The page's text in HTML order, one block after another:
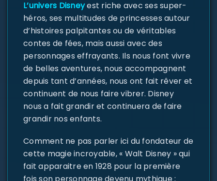
L’univers Disneyest riche avec ses super-
héros, ses multitudes de princesses autour
d’histoires palpitantes ou de véritables
contes de fées, mais aussi avec des
personnages effrayants. Ils nous font vivre
de belles aventures, nous accompagnent
depuis tant d’années, nous ont fait rêver et
continuent de nous faire vibrer. Disney
nous a fait grandir et continuera de faire
grandir nos enfants.
Comment ne pas parler ici du fondateur de
cette magie incroyable, « Walt Disney » qui
fait apparaitre en 1928 pour la première